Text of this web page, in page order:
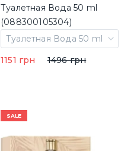
Туалетная Вода 50 ml
(088300105304)
Туалетная Вода 50 ml
1151 грн
1496 грн
SALE